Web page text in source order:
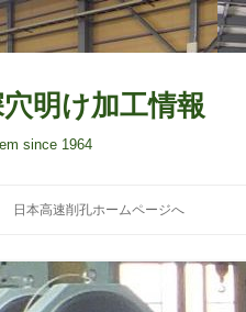
明け加工情報
since 1964
日本高速削孔ホームページへ